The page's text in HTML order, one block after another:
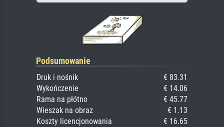
Podsumowanie
Druk i nośnik
€ 83.31
Wykończenie
€ 14.06
Rama na płótno
€ 45.77
Wieszak na obraz
€ 1.13
Koszty licencjonowania
€ 16.65